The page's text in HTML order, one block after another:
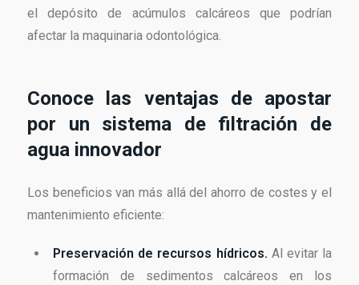
el depósito de acúmulos calcáreos que podrían
afectar la maquinaria odontológica.
Conoce las ventajas de apostar
por un sistema de filtración de
agua innovador
Los beneficios van más allá del ahorro de costes y el
mantenimiento eficiente:
Preservación de recursos hídricos. Al evitar la
formación de sedimentos calcáreos en los